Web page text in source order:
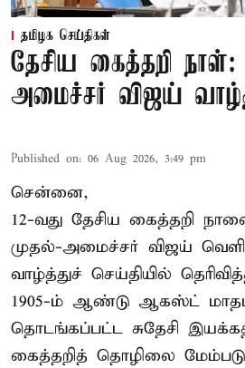
தமிழக செய்திகள்
தேசிய கைத்தறி நாள்:
அமைச்சர் விஜய்
Published on: 06 Aug 2026, 3:49 pm
சென்னை,
12-வது தேசிய கைத்தறி
முதல்-அமைச்சர் விஜய்
வாழ்த்துச் செய்தியில்
1905-ம் ஆண்டு ஆகஸ்ட்
தொடங்கப்பட்ட சுதேசி
கைத்தறித் தொழிலை